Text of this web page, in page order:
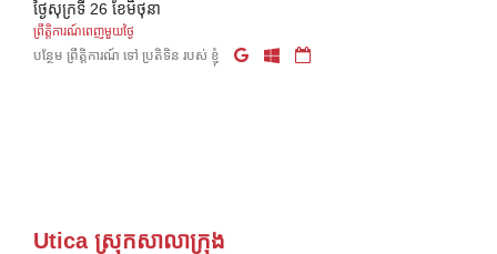
ថ្ងៃសុក្រទី 26 ខែមិថុនា
ព្រឹត្តិការណ៍ពេញមួយថ្ងៃ
បន្ថែម ព្រឹត្តិការណ៍ ទៅ ប្រតិទិន របស់ ខ្ញុំ
Utica ស្រុកសាលាក្រុង